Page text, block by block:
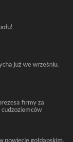
już we wrześniu.
firmy za
powiecie gołdapskim.